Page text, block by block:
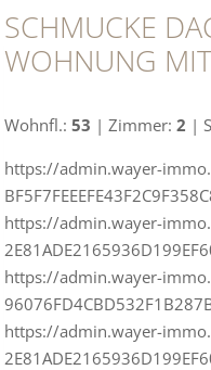
SCHMUCKE
WOHNUNG
Wohnfl.: 53 | Zimmer: 2 |
https://admin.wayer-
https://admin.wayer-
https://admin.wayer-
https://admin.wayer-